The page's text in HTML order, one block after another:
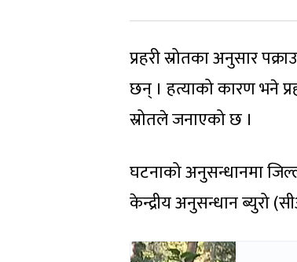
प्रहरी स्रोतका अनुसार
छन् । हत्याको कारण भने
स्रोतले जनाएको छ ।
घटनाको अनुसन्धानमा
केन्द्रीय अनुसन्धान ब्युरो